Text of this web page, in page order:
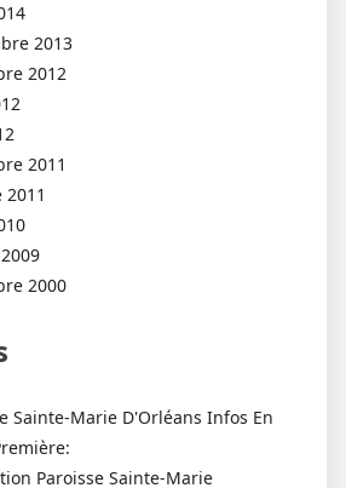
2013
2012
2011
2000
Sainte-Marie D'Orléans Infos En
Paroisse Sainte-Marie